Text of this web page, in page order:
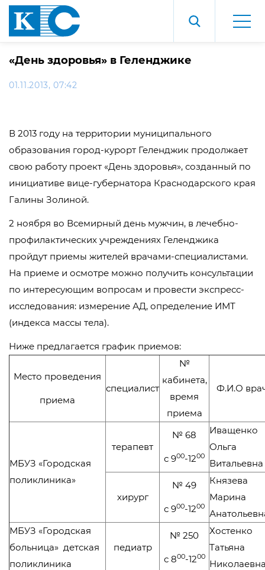
«День здоровья» в Геленджике
01.11.2013, 07:42
В 2013 году на территории муниципального
образования город-курорт Геленджик продолжает
свою работу проект «День здоровья», созданный по
инициативе вице-губернатора Краснодарского края
Галины Золиной.
2 ноября во Всемирный день мужчин, в лечебно-
профилактических учреждениях Геленджика
пройдут приемы жителей врачами-специалистами.
На приеме и осмотре можно получить консультации
по интересующим вопросам и провести экспресс-
исследования: измерение АД, определение ИМТ
(индекса массы тела).
Ниже предлагается график приемов:
Место проведения
приема
специалист
№
кабинета,
время
приема
Ф.И.О
МБУЗ «Городская
поликлиника»
терапевт
№ 68
с 900-1200
Иващенко
Ольга
Витальевна
хирург
№ 49
с 900-1200
Князева
Марина
МБУЗ «Городская
больница» детская
поликлиника
педиатр
№ 250
с 800-1200
Хостенко
Татьяна